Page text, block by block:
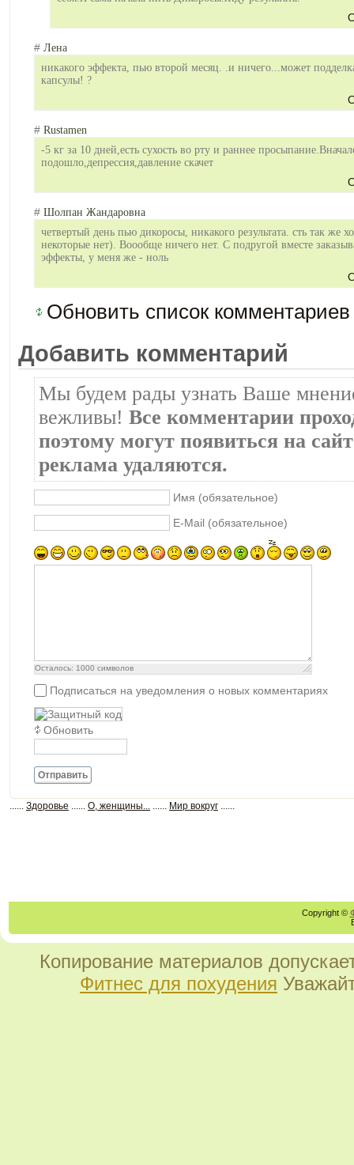
# Лена
никакого эффекта, пью второй месяц. .и ничего...может
капсулы! ?
# Rustamen
-5 кг за 10 дней,есть сухость во рту и раннее
подошло,депрессия,давление скачет
# Шолпан Жандаровна
четвертый день пью дикоросы, никакого результата. сть так же
некоторые нет). Воообще ничего нет. С подругой вместе
эффекты, у меня же - ноль
Обновить список комментариев
Добавить комментарий
Мы будем рады узнать Ваше
вежливы! Все комментарии
поэтому могут появиться на
реклама удаляются.
Имя (обязательное)
E-Mail (обязательное)
Осталось: 1000 символов
Подписаться на уведомления о новых комментариях
Обновить
Отправить
...... Здоровье ...... О, женщины... ...... Мир вокруг ......
Copyright ©
Копирование материалов
Фитнес для похудения